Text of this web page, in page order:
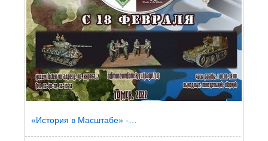
«История в Масштабе» -…